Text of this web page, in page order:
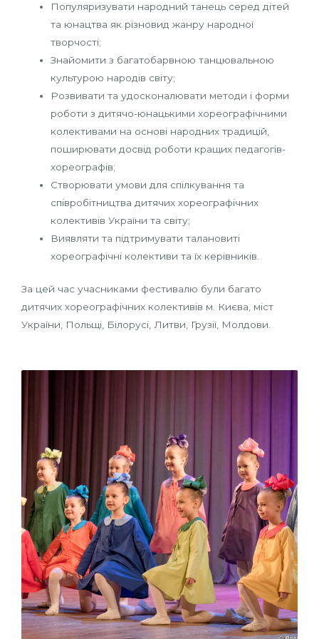
Популяризувати народний танець серед дітей
та юнацтва як різновид жанру народної
творчості;
Знайомити з багатобарвною танцювальною
культурою народів світу;
Розвивати та удосконалювати методи і форми
роботи з дитячо-юнацькими хореографічними
колективами на основі народних традицій,
поширювати досвід роботи кращих педагогів-
хореографів;
Створювати умови для спілкування та
співробітництва дитячих хореографічних
колективів України та світу;
Виявляти та підтримувати талановиті
хореографічні колективи та їх керівників.
За цей час учасниками фестивалю були багато
дитячих хореографічних колективів м. Києва, міст
України, Польщі, Білорусі, Литви, Грузії, Молдови.